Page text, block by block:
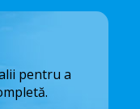
pentru a